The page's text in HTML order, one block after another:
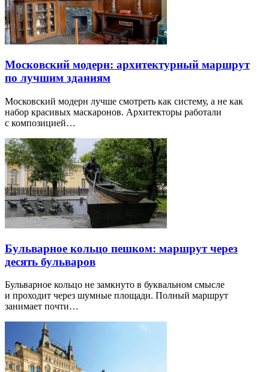
Московский модерн: архитектурный маршрут
по лучшим зданиям
Московский модерн лучше смотреть как систему, а не как
набор красивых маскаронов. Архитекторы работали
с композицией…
Бульварное кольцо пешком: маршрут через
десять бульваров
Бульварное кольцо не замкнуто в буквальном смысле
и проходит через шумные площади. Полный маршрут
занимает почти…